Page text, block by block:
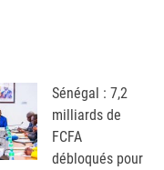
Sénégal : 7,2
milliards de
FCFA
débloqués pour